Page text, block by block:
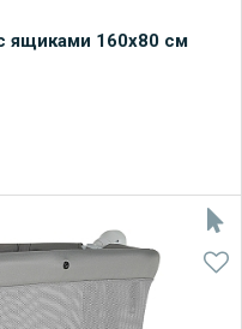
ящиками 160х80 см